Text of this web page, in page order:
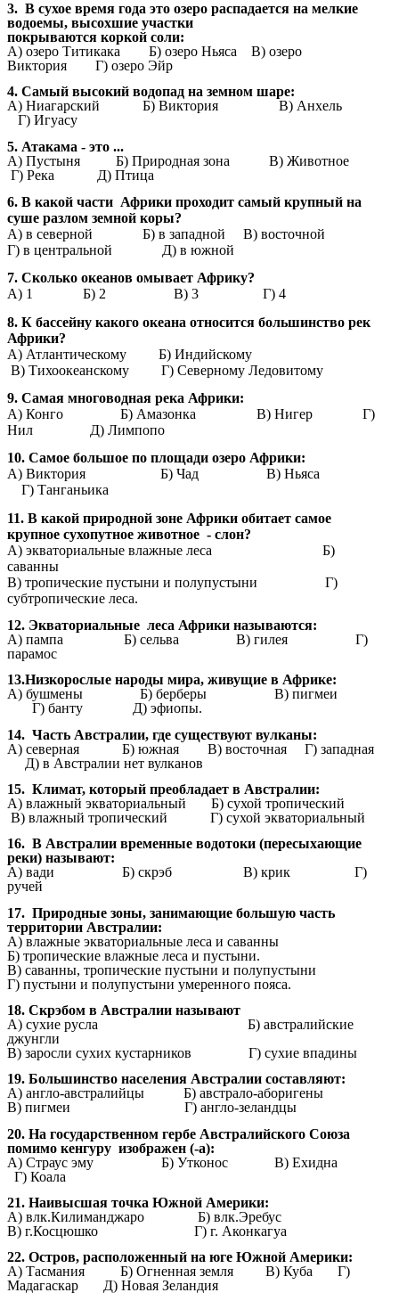
3. В сухое время года это озеро распадается на мелкие
водоемы, высохшие участки
покрываются коркой соли:
А) озеро Титикака Б) озеро Ньяса В) озеро
Виктория Г) озеро Эйр
4. Самый высокий водопад на земном шаре:
A) Ниагарский Б) Виктория В) Анхель
Г) Игуасу
5. Атакама - это ...
A) Пустыня
Б) Природная зона В) Животное
Г) Река Д) Птица
6. В какой части Африки проходит самый крупный на
суше разлом земной коры?
А) в северной Б) в западной В) восточной
Г) в центральной Д) в южной
7. Сколько океанов омывает Африку?
А) 1 Б) 2 В) 3 Г) 4
8. К бассейну какого океана относится большинство рек
Африки?
А) Атлантическому
Б) Индийскому
В) Тихоокеанскому Г) Северному Ледовитому
9. Самая многоводная река Африки:
А) Конго Б) Амазонка В) Нигер Г)
Нил Д) Лимпопо
10. Самое большое по площади озеро Африки:
А) Виктория
Б) Чад В) Ньяса
Г) Танганьика
11. В какой природной зоне Африки обитает самое
крупное сухопутное животное - cлон?
А) экваториальные влажные леса Б)
саванны
В) тропические пустыни и полупустыни Г)
субтропические леса.
12. Экваториальные леса Африки называются:
А) пампа Б) сельва В) гилея Г)
парамос
13.Низкорослые народы мира, живущие в Африке:
А) бушмены Б) берберы В) пигмеи
Г) банту Д) эфиопы.
14. Часть Австралии, где существуют вулканы:
А) северная Б) южная В) восточная Г) западная
Д) в Австралии нет вулканов
15. Климат, который преобладает в Австралии:
А) влажный экваториальный Б) сухой тропический
В) влажный тропический Г) сухой экваториальный
16. В Австралии временные водотоки (пересыхающие
реки) называют:
А) вади Б) скрэб В) крик
Г)
ручей
17. Природные зоны, занимающие большую часть
территории Австралии:
А) влажные экваториальные леса и саванны
Б) тропические влажные леса и пустыни.
В) саванны, тропические пустыни и полупустыни
Г) пустыни и полупустыни умеренного пояса.
18. Скрэбом в Австралии называют
А) сухие русла Б) австралийские
джунгли
В) заросли сухих кустарников
Г) сухие впадины
19. Большинство населения Австралии составляют:
А) англо-австралийцы
Б) австрало-аборигены
В) пигмеи Г) англо-зеландцы
20. На государственном гербе Австралийского Союза
помимо кенгуру изображен (-а):
A) Страус эму
Б) Утконос В) Ехидна
Г) Коала
21. Наивысшая точка Южной Америки:
А) влк.Килиманджаро Б) влк.Эребус
В) г.Косцюшко Г) г. Аконкагуа
22. Остров, расположенный на юге Южной Америки:
A) Тасмания Б) Огненная земля
В) Куба Г)
Мадагаскар Д) Новая Зеландия